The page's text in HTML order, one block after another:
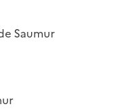
Saumur